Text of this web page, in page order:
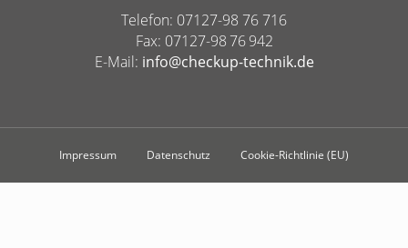
Telefon: 07127-98 76 716
Fax: 07127-98 76 942
E-Mail: info@checkup-technik.de
Impressum Datenschutz Cookie-Richtlinie (EU)